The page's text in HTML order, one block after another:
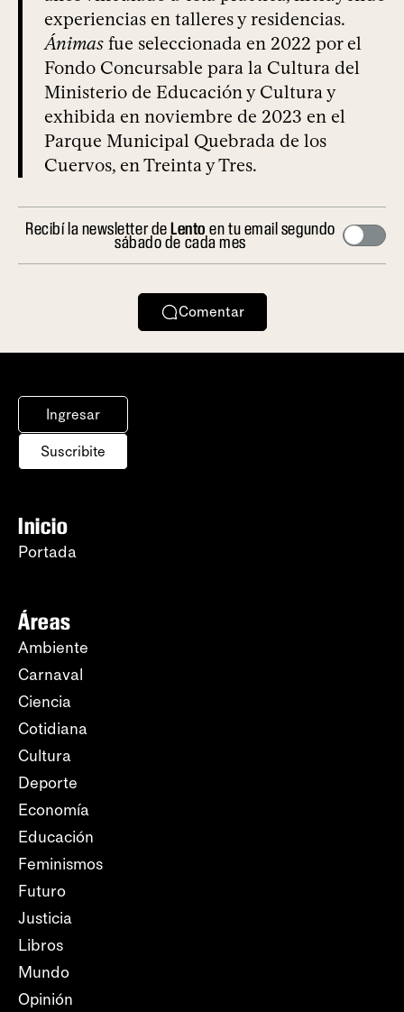
experiencias en talleres y residencias.
Ánimas fue seleccionada en 2022 por el
Fondo Concursable para la Cultura del
Ministerio de Educación y Cultura y
exhibida en noviembre de 2023 en el
Parque Municipal Quebrada de los
Cuervos, en Treinta y Tres.
Recibí la newsletter deLento en tu email segundo
sábado de cada mes
Comentar
Ingresar
Suscribite
Inicio
Portada
Áreas
Ambiente
Carnaval
Ciencia
Cotidiana
Cultura
Deporte
Economía
Educación
Feminismos
Futuro
Justicia
Libros
Mundo
Opinión